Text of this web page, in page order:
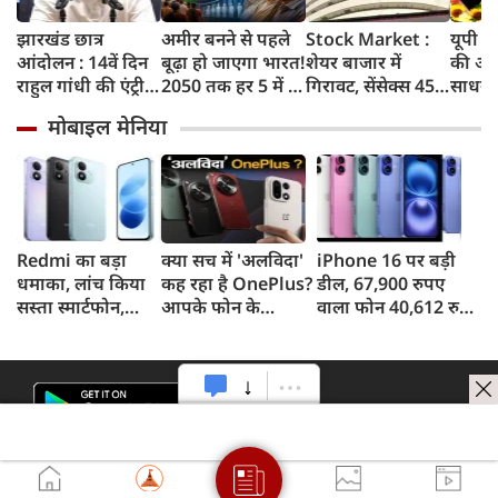
झारखंड छात्र
आंदोलन : 14वें दिन
राहुल गांधी की एंट्री,
सिस्टम कोलैप्स हो
चुका है'
अमीर बनने से पहले
बूढ़ा हो जाएगा भारत!
2050 तक हर 5 में 1
साल से ज्यादा उम्र का
Stock Market :
शेयर बाजार में
गिरावट, सेंसेक्स 455
गिरावट
यूपी
की
साधन
मोबाइल मेनिया
Redmi का बड़ा
धमाका, लांच किया
सस्ता स्मार्टफोन,
क्या सच में 'अलविदा'
कह रहा है OnePlus?
आपके फोन के
iPhone 16 पर बड़ी
डील, 67,900 रुपए
वाला फोन 40,612 रुपए